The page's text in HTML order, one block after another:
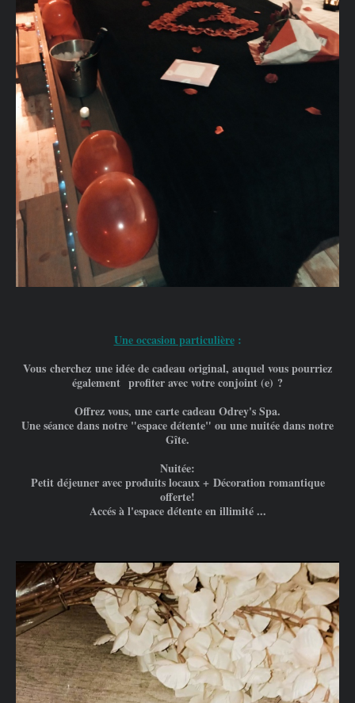
Une occasion particulière:
Vous cherchez une idée de cadeau original, auquel vous pourriez
également profiter avec votre conjoint (e) ?
Offrez vous, une carte cadeau Odrey's Spa.
Une séance dans notre "espace détente" ouune nuitée dans notre
Gîte.
Nuitée:
Petit déjeuner avec produits locaux + Décoration romantique
offerte!
Accés à l'espace détente en illimité ...